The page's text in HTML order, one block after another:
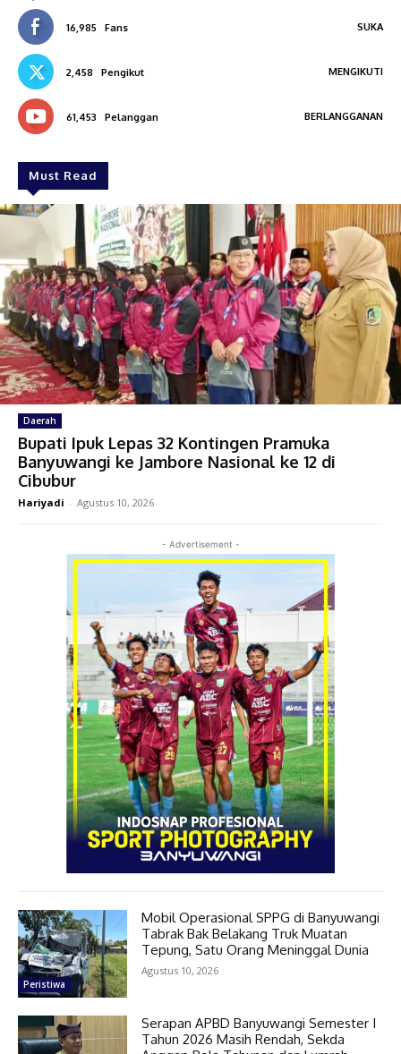
16,985 Fans SUKA
2,458 Pengikut MENGIKUTI
61,453 Pelanggan BERLANGGANAN
Must Read
Daerah
Bupati Ipuk Lepas 32 Kontingen Pramuka
Banyuwangi ke Jambore Nasional ke 12 di
Cibubur
Hariyadi - Agustus 10, 2026
- Advertisement -
Peristiwa
Mobil Operasional SPPG di Banyuwangi
Tabrak Bak Belakang Truk Muatan
Tepung, Satu Orang Meninggal Dunia
Agustus 10, 2026
Serapan APBD Banyuwangi Semester I
Tahun 2026 Masih Rendah, Sekda